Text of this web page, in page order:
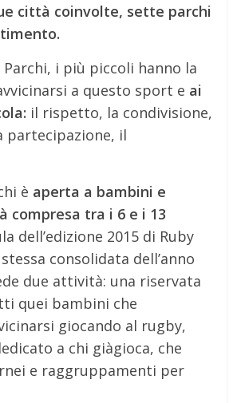
città coinvolte, sette parchi
Parchi, i più piccoli hanno la
a questo sport e ai
il rispetto, la condivisione,
partecipazione, il
è aperta a bambini e
compresa tra i 6 e i 13
dell’edizione 2015 di Ruby
consolidata dell’anno
due attività: una riservata
quei bambini che
giocando al rugby,
a chi giàgioca, che
e raggruppamenti per